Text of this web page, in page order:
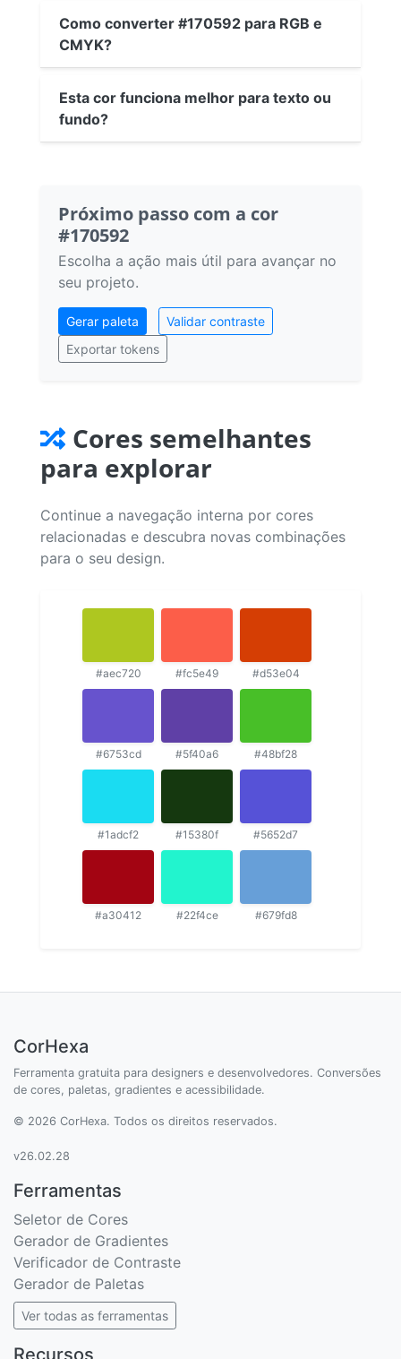
Como converter #170592 para RGB e
CMYK?
Esta cor funciona melhor para texto ou
fundo?
Próximo passo com a cor
#170592
Escolha a ação mais útil para avançar no
seu projeto.
Gerar paleta
Validar contraste
Exportar tokens
Cores semelhantes
para explorar
Continue a navegação interna por cores
relacionadas e descubra novas combinações
para o seu design.
#aec720 #fc5e49 #d53e04
#6753cd #5f40a6 #48bf28
#1adcf2 #15380f #5652d7
#a30412 #22f4ce #679fd8
CorHexa
Ferramenta gratuita para designers e desenvolvedores. Conversões
de cores, paletas, gradientes e acessibilidade.
© 2026 CorHexa. Todos os direitos reservados.
v26.02.28
Ferramentas
Seletor de Cores
Gerador de Gradientes
Verificador de Contraste
Gerador de Paletas
Ver todas as ferramentas
Recursos